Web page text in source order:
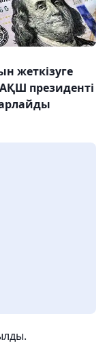
жеткізуге
президенті